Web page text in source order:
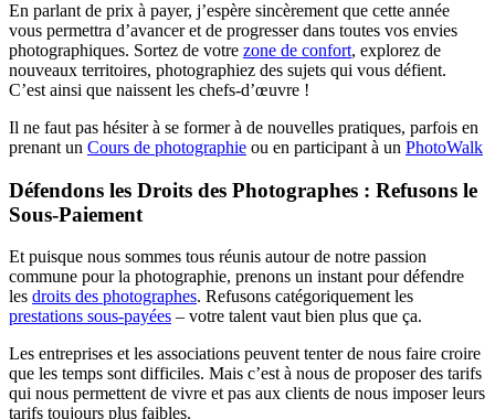
En parlant de prix à payer, j’espère sincèrement que cette année
vous permettra d’avancer et de progresser dans toutes vos envies
photographiques. Sortez de votre zone de confort, explorez de
nouveaux territoires, photographiez des sujets qui vous défient.
C’est ainsi que naissent les chefs-d’œuvre !
Il ne faut pas hésiter à se former à de nouvelles pratiques, parfois en
prenant un Cours de photographie ou en participant à un PhotoWalk
Défendons les Droits des Photographes : Refusons le
Sous-Paiement
Et puisque nous sommes tous réunis autour de notre passion
commune pour la photographie, prenons un instant pour défendre
les droits des photographes. Refusons catégoriquement les
prestations sous-payées – votre talent vaut bien plus que ça.
Les entreprises et les associations peuvent tenter de nous faire croire
que les temps sont difficiles. Mais c’est à nous de proposer des tarifs
qui nous permettent de vivre et pas aux clients de nous imposer leurs
tarifs toujours plus faibles.